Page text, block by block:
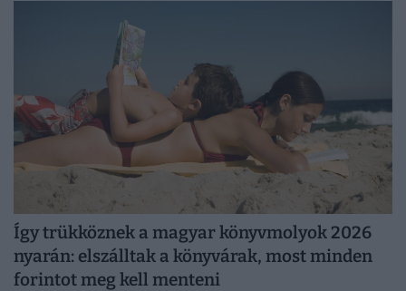
Így trükköznek a magyar könyvmolyok 2026
nyarán: elszálltak a könyvárak, most minden
forintot meg kell menteni